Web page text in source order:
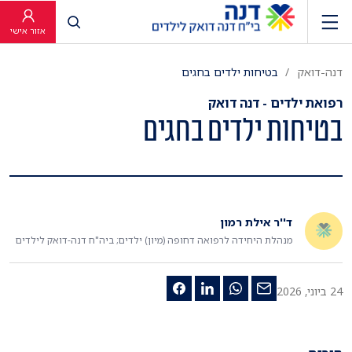
פתח חיפוש
אזור אישי
דנה-דואק בטיחות ילדים בחגים
רפואת ילדים - דנה דואק
בטיחות ילדים בחגים
ד''ר אילת רמון
מנהלת היחידה לרפואה דחופה (מיון) ילדים; ביה"ח דנה-דואק לילדים
24 ביוני, 2026